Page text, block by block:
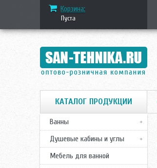
Корзина:
Пуста
КАТАЛОГ ПРОДУКЦИИ
Ванны
Душевые кабины и углы
Мебель для ванной